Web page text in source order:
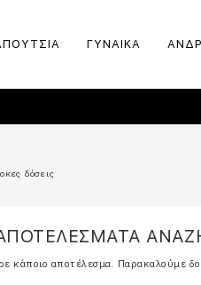
ΓΥΝΑΙΚΑ
δόσεις
κάποιο αποτέλεσμα. Παρακαλούμε